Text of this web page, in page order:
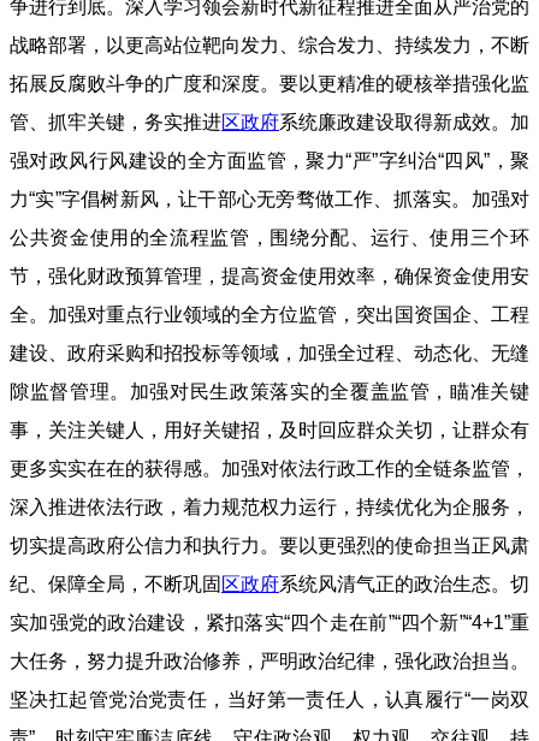
争进行到底。深入学习领会新时代新征程推进全面从严治党的
战略部署，以更高站位靶向发力、综合发力、持续发力，不断
拓展反腐败斗争的广度和深度。要以更精准的硬核举措强化监
管、抓牢关键，务实推进区政府系统廉政建设取得新成效。加
强对政风行风建设的全方面监管，聚力“严”字纠治“四风”，聚
力“实”字倡树新风，让干部心无旁骛做工作、抓落实。加强对
公共资金使用的全流程监管，围绕分配、运行、使用三个环
节，强化财政预算管理，提高资金使用效率，确保资金使用安
全。加强对重点行业领域的全方位监管，突出国资国企、工程
建设、政府采购和招投标等领域，加强全过程、动态化、无缝
隙监督管理。加强对民生政策落实的全覆盖监管，瞄准关键
事，关注关键人，用好关键招，及时回应群众关切，让群众有
更多实实在在的获得感。加强对依法行政工作的全链条监管，
深入推进依法行政，着力规范权力运行，持续优化为企服务，
切实提高政府公信力和执行力。要以更强烈的使命担当正风肃
纪、保障全局，不断巩固 区政府系统风清气正的政治生态。切
实加强党的政治建设，紧扣落实“四个走在前”“四个新”“4+1”重
大任务，努力提升政治修养，严明政治纪律，强化政治担当。
坚决扛起管党治党责任，当好第一责任人，认真履行“一岗双